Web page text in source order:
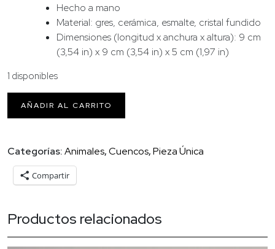
Hecho a mano
Material: gres, cerámica, esmalte, cristal fundido
Dimensiones (longitud x anchura x altura): 9 cm
(3,54 in) x 9 cm (3,54 in) x 5 cm (1,97 in)
1 disponibles
Cuenco
cantidad
AÑADIR AL CARRITO
Categorías:Animales,Cuencos,Pieza Única
Compartir
Productos relacionados